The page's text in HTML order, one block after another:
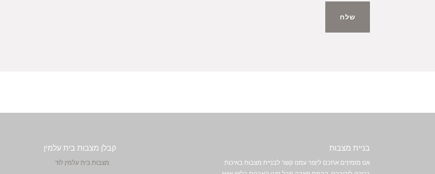
שלח
קבלן מצבות בית עלמין
מצבות בית עלמין לוד
בניית מצבות
אנו מזמינים אתכם ליצור עמנו קשר לבניית מצבות באיכות